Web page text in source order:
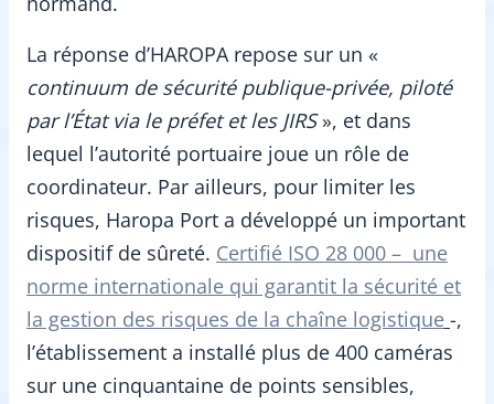
La réponse d’HAROPA repose sur un «
continuum de sécurité publique-privée, piloté
par l’État via le préfet et les JIRS», et dans
lequel l’autorité portuaire joue un rôle de
coordinateur. Par ailleurs, pour limiter les
risques, Haropa Port a développé un important
dispositif de sûreté. Certifié ISO 28 000 – une
norme internationale qui garantit la sécurité et
la gestion des risques de la chaîne logistique -,
l’établissement a installé plus de 400 caméras
sur une cinquantaine de points sensibles,